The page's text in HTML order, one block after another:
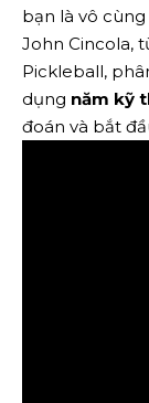
bạn là vô
John Cincola,
Pickleball,
dụng năm kỹ
đoán và bắt